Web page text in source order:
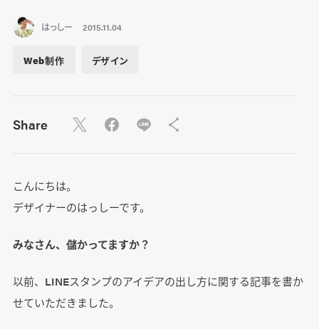
はっしー 2015.11.04
Web制作 デザイン
Share
こんにちは。
デザイナーのはっしーです。
みなさん、儲かってますか？
以前、LINEスタンプのアイデアの出し方に関する記事を書か
せていただきました。